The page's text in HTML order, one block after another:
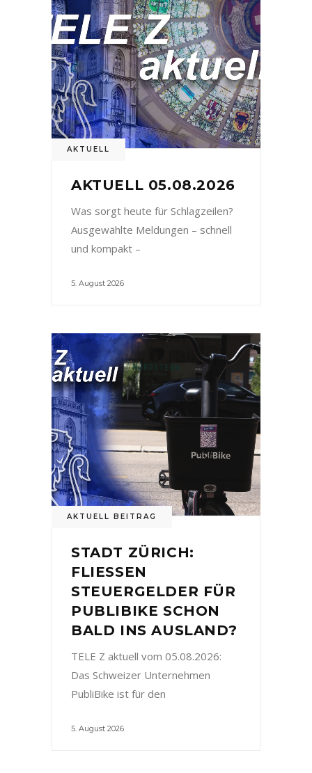
AKTUELL
AKTUELL 05.08.2026
Was sorgt heute für Schlagzeilen?
Ausgewählte Meldungen – schnell
und kompakt –
5. August 2026
AKTUELL BEITRAG
STADT ZÜRICH:
FLIESSEN
STEUERGELDER FÜR
PUBLIBIKE SCHON
BALD INS AUSLAND?
TELE Z aktuell vom 05.08.2026:
Das Schweizer Unternehmen
PubliBike ist für den
5. August 2026